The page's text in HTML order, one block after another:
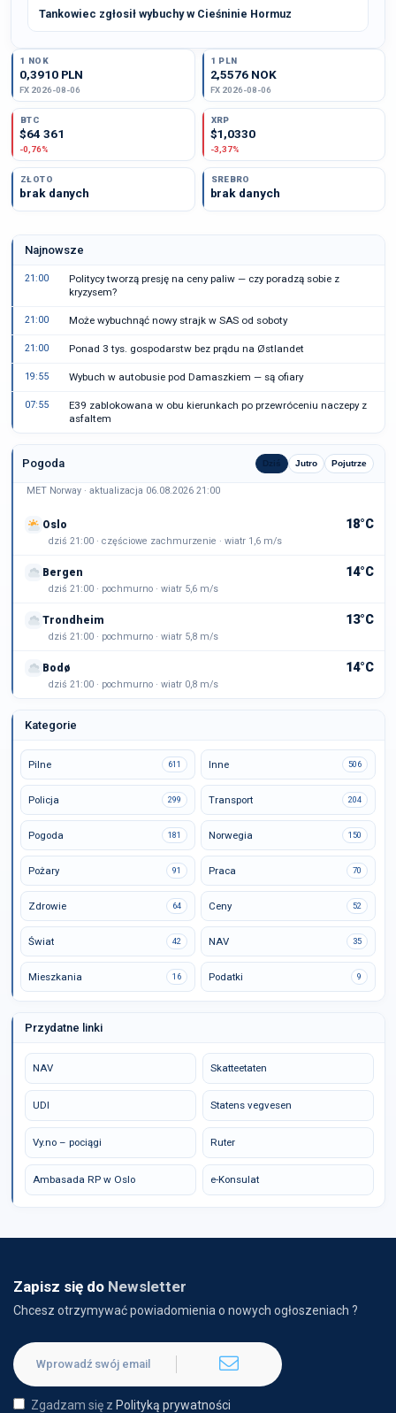
Tankowiec zgłosił wybuchy w Cieśninie Hormuz
1 NOK
0,3910 PLN
FX 2026-08-06
1 PLN
2,5576 NOK
FX 2026-08-06
BTC
$64 361
-0,76%
XRP
$1,0330
-3,37%
ZŁOTO
brak danych
SREBRO
brak danych
Najnowsze
21:00
Politycy tworzą presję na ceny paliw — czy poradzą sobie z
kryzysem?
21:00 Może wybuchnąć nowy strajk w SAS od soboty
21:00 Ponad 3 tys. gospodarstw bez prądu na Østlandet
19:55 Wybuch w autobusie pod Damaszkiem — są ofiary
07:55
E39 zablokowana w obu kierunkach po przewróceniu naczepy z
asfaltem
Pogoda Dziś Jutro Pojutrze
MET Norway · aktualizacja 06.08.2026 21:00
Oslo 18°C
dziś 21:00 · częściowe zachmurzenie · wiatr 1,6 m/s
Bergen 14°C
dziś 21:00 · pochmurno · wiatr 5,6 m/s
Trondheim 13°C
dziś 21:00 · pochmurno · wiatr 5,8 m/s
Bodø 14°C
dziś 21:00 · pochmurno · wiatr 0,8 m/s
Kategorie
Pilne 611 Inne 506
Policja 299 Transport 204
Pogoda 181 Norwegia 150
Pożary 91 Praca 70
Zdrowie 64 Ceny 52
Świat 42 NAV 35
Mieszkania 16 Podatki 9
Przydatne linki
NAV Skatteetaten
UDI Statens vegvesen
Vy.no – pociągi Ruter
Ambasada RP w Oslo e-Konsulat
Zapisz się do Newsletter
Chcesz otrzymywać powiadomienia o nowych ogłoszeniach ?
Zgadzam się z Polityką prywatności